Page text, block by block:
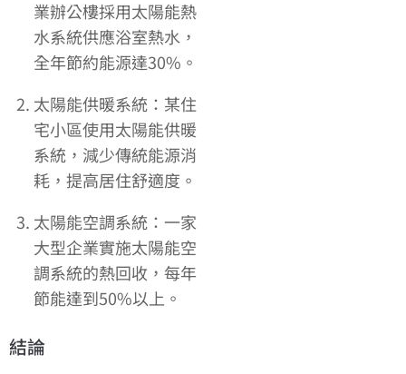
業辦公樓採用太陽能熱
水系統供應浴室熱水，
全年節約能源達30%。
太陽能供暖系統：某住
宅小區使用太陽能供暖
系統，減少傳統能源消
耗，提高居住舒適度。
太陽能空調系統：一家
大型企業實施太陽能空
調系統的熱回收，每年
節能達到50%以上。
結論